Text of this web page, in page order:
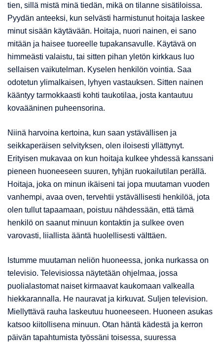
tien, sillä mistä minä tiedän, mikä on tilanne sisätiloissa.
Pyydän anteeksi, kun selvästi harmistunut hoitaja laskee
minut sisään käytävään. Hoitaja, nuori nainen, ei sano
mitään ja haisee tuoreelle tupakansavulle. Käytävä on
himmeästi valaistu, tai sitten pihan yletön kirkkaus luo
sellaisen vaikutelman. Kyselen henkilön vointia. Saa
odotetun ylimalkaisen, lyhyen vastauksen. Sitten nainen
kääntyy tarmokkaasti kohti taukotilaa, josta kantautuu
kovaääninen puheensorina.
Niinä harvoina kertoina, kun saan ystävällisen ja
seikkaperäisen selvityksen, olen iloisesti yllättynyt.
Erityisen mukavaa on kun hoitaja kulkee yhdessä kanssani
pieneen huoneeseen suuren, tyhjän ruokailutilan perällä.
Hoitaja, joka on minun ikäiseni tai jopa muutaman vuoden
vanhempi, avaa oven, tervehtii ystävällisesti henkilöä, jota
olen tullut tapaamaan, poistuu nähdessään, että tämä
henkilö on saanut minuun kontaktin ja sulkee oven
varovasti, liiallista ääntä huolellisesti välttäen.
Istumme muutaman neliön huoneessa, jonka nurkassa on
televisio. Televisiossa näytetään ohjelmaa, jossa
puolialastomat naiset kirmaavat kaukomaan valkealla
hiekkarannalla. He nauravat ja kirkuvat. Suljen television.
Miellyttävä rauha laskeutuu huoneeseen. Huoneen asukas
katsoo kiitollisena minuun. Otan häntä kädestä ja kerron
päivän tapahtumista työssäni toisessa, suuressa